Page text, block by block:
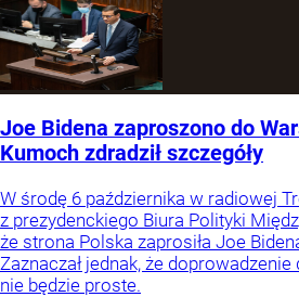
Joe Bidena zaproszono do
Kumoch zdradził szczegóły
W środę 6 października w radiowej
z prezydenckiego Biura Polityki
że strona Polska zaprosiła Joe
Zaznaczał jednak, że
nie będzie proste.